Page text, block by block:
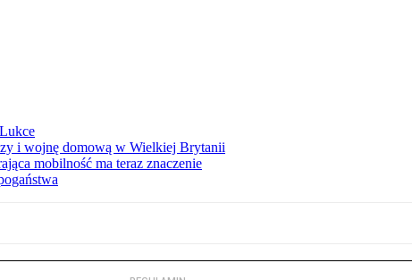
i wojnę domową w Wielkiej Brytanii
mobilność ma teraz znaczenie